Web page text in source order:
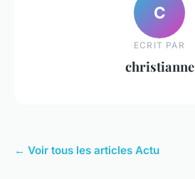
C
ECRIT PAR
christianne
← Voir tous les articles Actu